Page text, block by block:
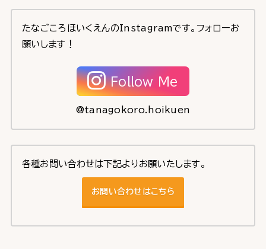
たなごころほいくえんのInstagramです。フォローお
願いします！
Follow Me
@tanagokoro.hoikuen
各種お問い合わせは下記よりお願いたします。
お問い合わせはこちら